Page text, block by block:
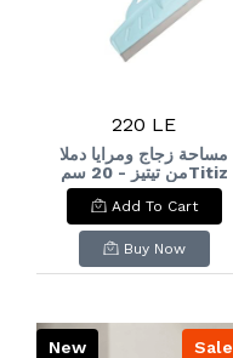
220 LE
مساحة زجاج ومرايا دملا
من تيتيز - 20 سمTitiz
Damla Glass and
Mirror Squeegee - 20
cm
Add To Cart
Buy Now
Sale
New